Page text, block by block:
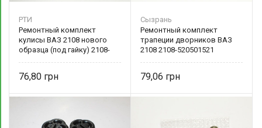
РТИ
Ремонтный комплект
кулисы ВАЗ 2108 нового
образца (под гайку) 2108-
76,80
Сызрань
Ремонтный комплект
трапеции дворников ВАЗ
2108 2108-520501521
79,06